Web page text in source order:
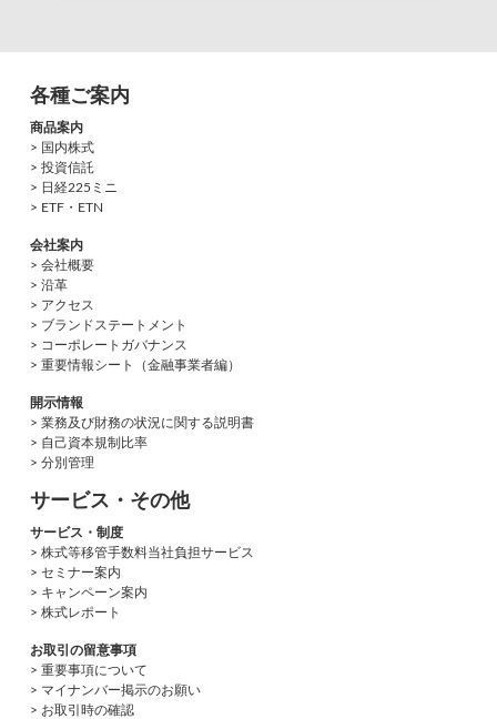
各種ご案内
商品案内
> 国内株式
> 投資信託
> 日経225ミニ
> ETF・ETN
会社案内
> 会社概要
> 沿革
> アクセス
> ブランドステートメント
> コーポレートガバナンス
> 重要情報シート（金融事業者編）
開示情報
> 業務及び財務の状況に関する説明書
> 自己資本規制比率
> 分別管理
サービス・その他
サービス・制度
> 株式等移管手数料当社負担サービス
> セミナー案内
> キャンペーン案内
> 株式レポート
お取引の留意事項
> 重要事項について
> マイナンバー掲示のお願い
> お取引時の確認